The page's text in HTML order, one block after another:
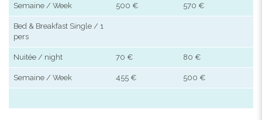
Semaine / Week 500 € 570 €
Bed & Breakfast Single / 1
pers
Nuitée / night 70 € 80 €
Semaine / Week 455 € 500 €